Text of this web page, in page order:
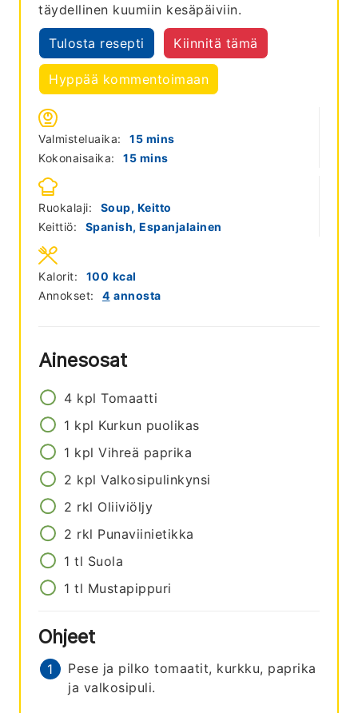
täydellinen kuumiin kesäpäiviin.
Tulosta resepti Kiinnitä tämä
Hyppää kommentoimaan
Valmisteluaika: 15minutes
mins
Kokonaisaika:
15minutes
mins
Ruokalaji:
Soup, Keitto
Keittiö:
Spanish, Espanjalainen
Annokset: 4 annosta
Kalorit: 100 kcal
Ainesosat
4 kpl Tomaatti
1 kpl Kurkun puolikas
1 kpl Vihreä paprika
2 kpl Valkosipulinkynsi
2 rkl Oliiviöljy
2 rkl Punaviinietikka
1 tl Suola
1 tl Mustapippuri
Ohjeet
Pese ja pilko tomaatit, kurkku, paprika
ja valkosipuli.